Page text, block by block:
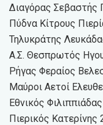
Διαγόρας Σεβαστής
Πύδνα Κίτρους
Τηλυκράτης
Α.Σ. Θεσπρωτός
Ρήγας Φεραίος
Μαύροι Αετοί
Εθνικός
Πιερικός Κατερίνης